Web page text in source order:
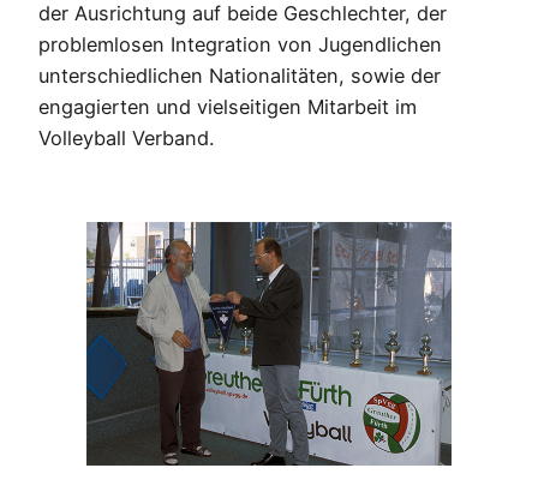
der Ausrichtung auf beide Geschlechter, der
problemlosen Integration von Jugendlichen
unterschiedlichen Nationalitäten, sowie der
engagierten und vielseitigen Mitarbeit im
Volleyball Verband.